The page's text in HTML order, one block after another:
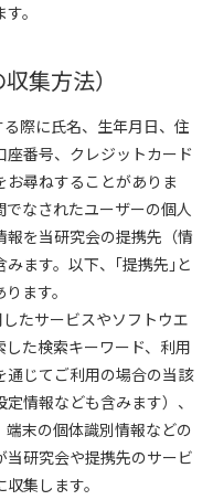
。
集方法）
際に氏名、生年月日、住
番号、クレジットカード
尋ねすることがありま
なされたユーザーの個人
を当研究会の提携先（情
ます。以下、｢提携先｣と
ます。
たサービスやソフトウエ
た検索キーワード、利用
通じてご利用の場合の当該
情報なども含みます）、
末の個体識別情報などの
研究会や提携先のサービ
集します。